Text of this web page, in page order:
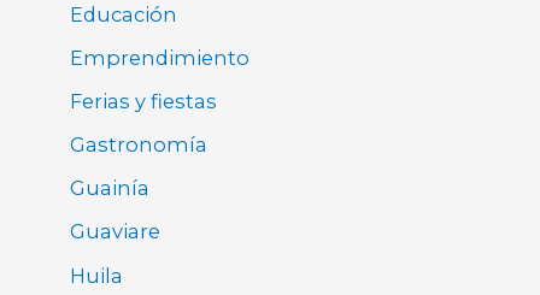
Educación
Emprendimiento
Ferias y fiestas
Gastronomía
Guainía
Guaviare
Huila